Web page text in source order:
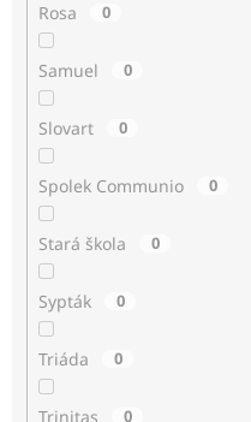
Rosa 0
Samuel 0
Slovart 0
Spolek Communio 0
Stará škola 0
Sypták 0
Triáda 0
Trinitas 0